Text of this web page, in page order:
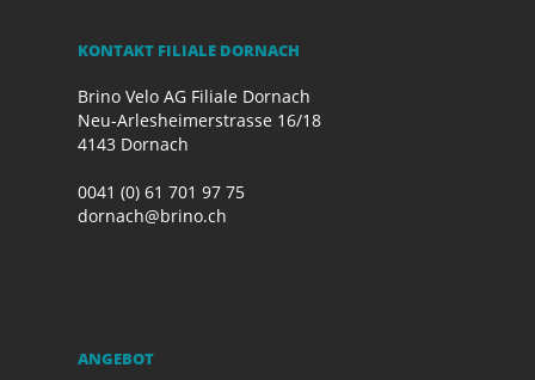
KONTAKT FILIALE DORNACH
Brino Velo AG Filiale Dornach
Neu-Arlesheimerstrasse 16/18
4143 Dornach
0041 (0) 61 701 97 75
dornach@brino.ch
ANGEBOT